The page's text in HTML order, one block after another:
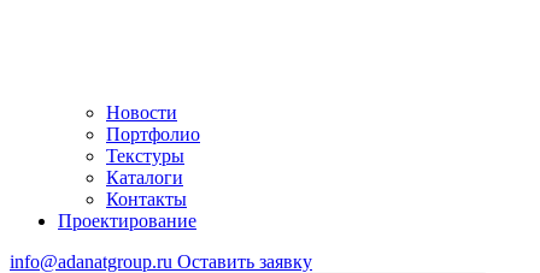
Новости
Портфолио
Текстуры
Каталоги
Контакты
Проектирование
info@adanatgroup.ru Оставить заявку